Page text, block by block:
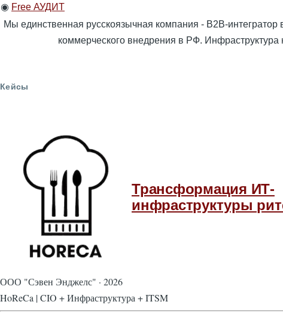
◉ Free АУДИТ
Мы единственная русскоязычная компания - B2B-интегратор
коммерческого внедрения в РФ. Инфраструктура
Кейсы
Трансформация ИТ-
инфраструктуры
ООО "Сэвен Энджелс" · 2026
HoReCa | CIO + Инфраструктура + ITSM